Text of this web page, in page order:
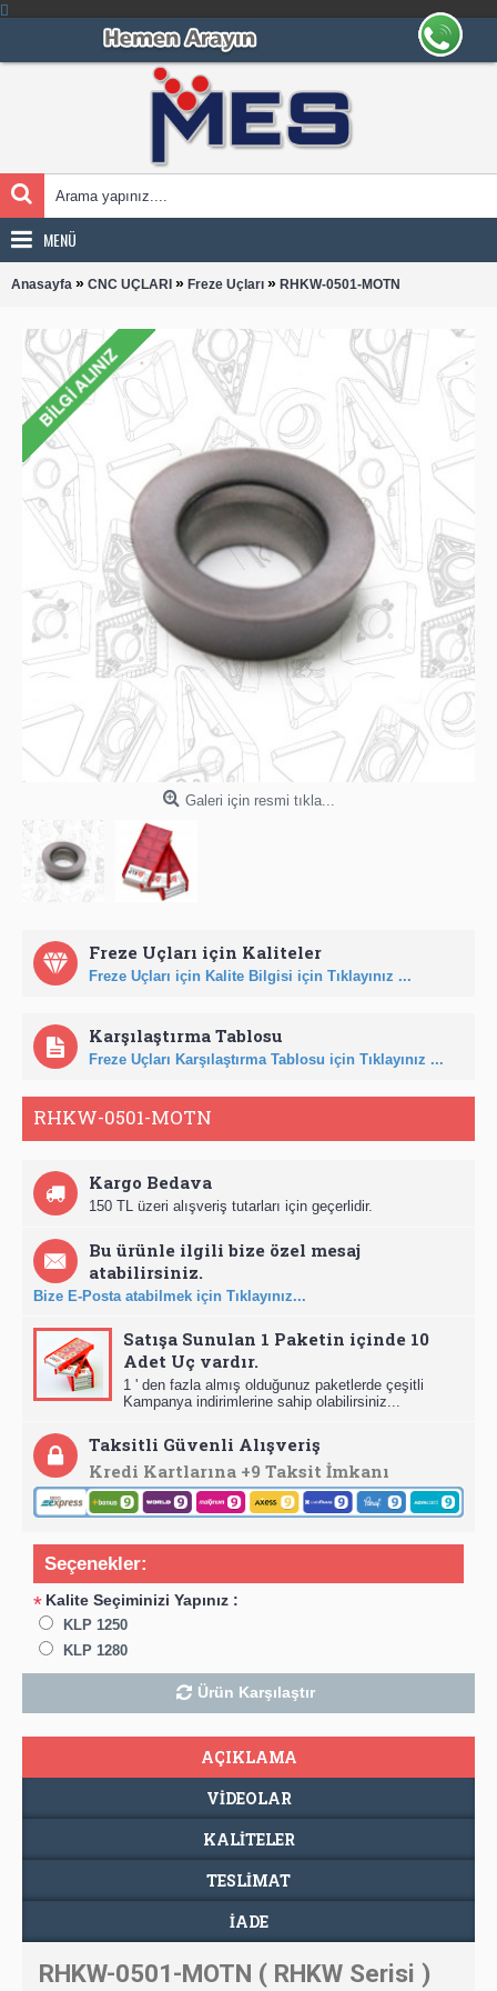
MENÜ
Anasayfa » CNC UÇLARI » Freze Uçları » RHKW-0501-MOTN
Galeri için resmi tıkla...
Freze Uçları için Kaliteler
Freze Uçları için Kalite Bilgisi için Tıklayınız ...
Karşılaştırma Tablosu
Freze Uçları Karşılaştırma Tablosu için Tıklayınız ...
RHKW-0501-MOTN
Kargo Bedava
150 TL üzeri alışveriş tutarları için geçerlidir.
Bu ürünle ilgili bize özel mesaj
atabilirsiniz.
Bize E-Posta atabilmek için Tıklayınız...
Satışa Sunulan 1 Paketin içinde 10
Adet Uç vardır.
1 ' den fazla almış olduğunuz paketlerde çeşitli
Kampanya indirimlerine sahip olabilirsiniz...
Taksitli Güvenli Alışveriş
Kredi Kartlarına +9 Taksit İmkanı
Seçenekler:
* Kalite Seçiminizi Yapınız :
KLP 1250
KLP 1280
Ürün Karşılaştır
AÇIKLAMA
VIDEOLAR
KALİTELER
TESLIMAT
İADE
RHKW-0501-MOTN ( RHKW Serisi )